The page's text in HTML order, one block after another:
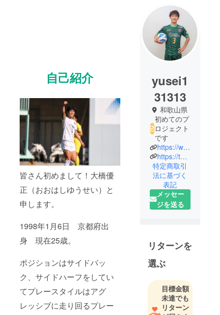
自己紹介
皆さん初めまして！大橋優
正（おおはしゆうせい）と
申します。
1998年1月6日 京都府出
身 現在25歳。
ポジションはサイドバッ
ク、サイドハーフをしてい
てプレースタイルはアグ
レッシブに走り回るプレー
yusei1
31313
和歌山県
初めてのプ
ロジェクト
です
https://www.instagram.com/yusei__13/?hl=ja
https://twitter.com/YuseiOhashi
特定商取引
法に基づく
表記
メッセー
ジを送る
リターンを
選ぶ
目標金額
未達でも
リターン